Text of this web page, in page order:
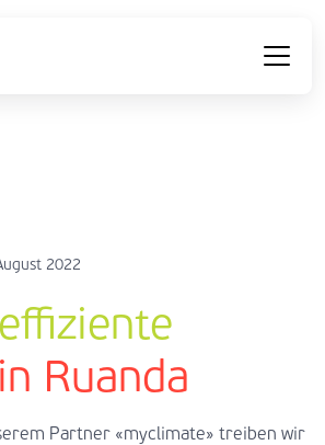
2022
Ruanda
Partner «myclimate» treiben wir